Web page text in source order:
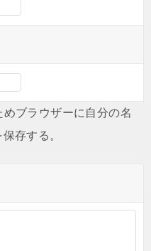
ブラウザーに自分の名
存する。